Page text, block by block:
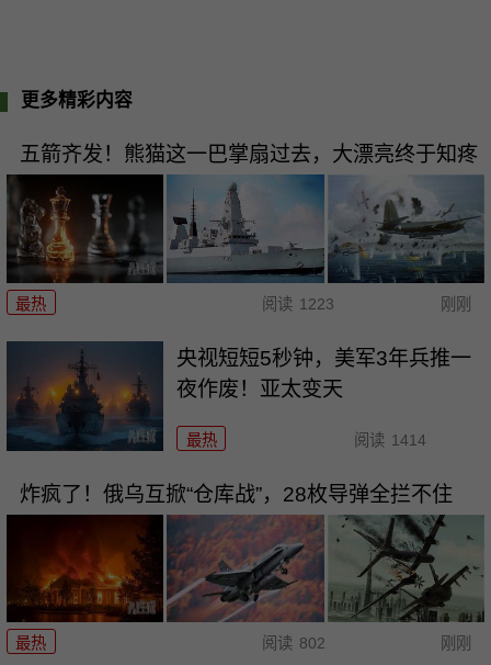
更多精彩内容
五箭齐发！熊猫这一巴掌扇过去，大漂亮终于知疼
最热 阅读 1223 刚刚
央视短短5秒钟，美军3年兵推一
夜作废！亚太变天
最热 阅读 1414
炸疯了！俄乌互掀“仓库战”，28枚导弹全拦不住
最热 阅读 802 刚刚